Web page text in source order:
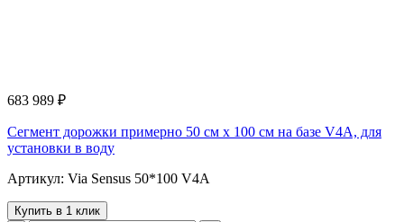
683 989 ₽
Cегмент дорожки примерно 50 см х 100 см на базе V4A, для
установки в воду
Артикул: Via Sensus 50*100 V4A
Купить в 1 клик